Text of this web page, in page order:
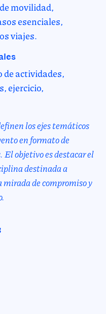
movilidad,
esenciales,
viajes.
de actividades,
ejercicio,
los ejes temáticos
en formato de
El objetivo es destacar el
destinada a
mirada de compromiso y